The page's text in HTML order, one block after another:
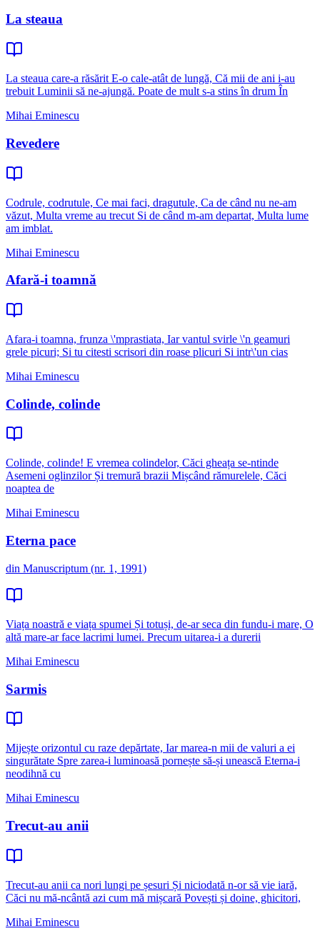
La steaua
La steaua care-a răsărit E-o cale-atât de lungă, Că mii de ani i-au
trebuit Luminii să ne-ajungă. Poate de mult s-a stins în drum În
Mihai Eminescu
Revedere
Codrule, codrutule, Ce mai faci, dragutule, Ca de când nu ne-am
văzut, Multa vreme au trecut Si de când m-am departat, Multa lume
am imblat.
Mihai Eminescu
Afară-i toamnă
Afara-i toamna, frunza \'mprastiata, Iar vantul svirle \'n geamuri
grele picuri; Si tu citesti scrisori din roase plicuri Si intr\'un cias
Mihai Eminescu
Colinde, colinde
Colinde, colinde! E vremea colindelor, Căci gheața se-ntinde
Asemeni oglinzilor Și tremură brazii Mișcând rămurelele, Căci
noaptea de
Mihai Eminescu
Eterna pace
din Manuscriptum (nr. 1, 1991)
Viața noastră e viața spumei Și totuși, de-ar seca din fundu-i mare, O
altă mare-ar face lacrimi lumei. Precum uitarea-i a durerii
Mihai Eminescu
Sarmis
Mijește orizontul cu raze depărtate, Iar marea-n mii de valuri a ei
singurătate Spre zarea-i luminoasă pornește să-și unească Eterna-i
neodihnă cu
Mihai Eminescu
Trecut-au anii
Trecut-au anii ca nori lungi pe șesuri Și niciodată n-or să vie iară,
Căci nu mă-ncântă azi cum mă mișcară Povești și doine, ghicitori,
Mihai Eminescu